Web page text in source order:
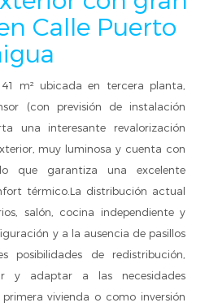
Calle Puerto
m² ubicada en tercera planta,
(con previsión de instalación
una interesante revalorización
muy luminosa y cuenta con
que garantiza una excelente
térmico.La distribución actual
salón, cocina independiente y
y a la ausencia de pasillos
posibilidades de redistribución,
y adaptar a las necesidades
vivienda o como inversión